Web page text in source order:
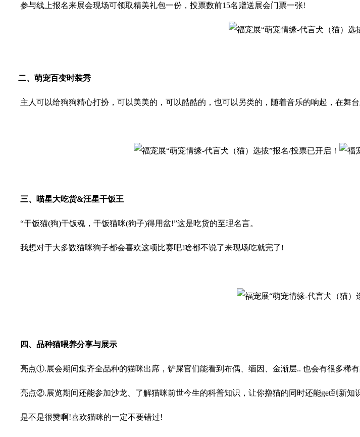
参与线上报名来展会现场可领取精美礼包一份，投票数前15名赠送展会门票一张!
二、萌宠百变时装秀
主人可以给狗狗精心打扮，可以美美的，可以酷酷的，也可以另类的，随着音乐的响起，在舞
三、喵星大吃货&汪星干饭王
“干饭猫(狗)干饭魂，干饭猫咪(狗子)得用盆!”这是吃货的至理名言。
我想对于大多数猫咪狗子都会喜欢这项比赛吧!啥都不说了来现场吃就完了!
四、品种猫喂养分享与展示
亮点①.展会期间集齐全品种的猫咪出席，铲屎官们能看到布偶、缅因、金渐层.. 也会有很多稀
亮点②.展览期间还能参加沙龙、了解猫咪前世今生的科普知识，让你撸猫的同时还能get到新知
是不是很赞啊!喜欢猫咪的一定不要错过!